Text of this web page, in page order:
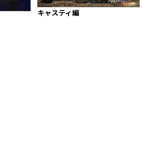
キャスティ編